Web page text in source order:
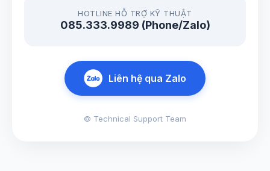
HOTLINE HỖ TRỢ KỸ THUẬT
085.333.9989 (Phone/Zalo)
Liên hệ qua Zalo
© Technical Support Team